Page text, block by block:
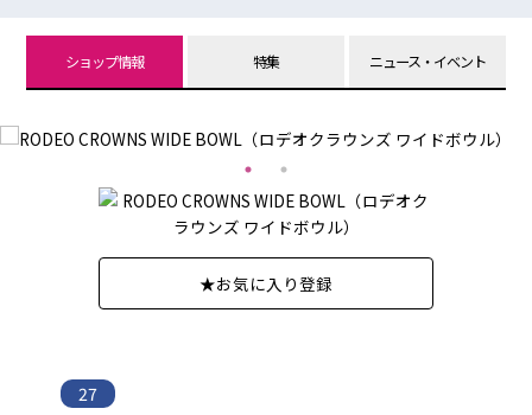
ショップ情報 特集 ニュース・イベント
★お気に入り登録
27